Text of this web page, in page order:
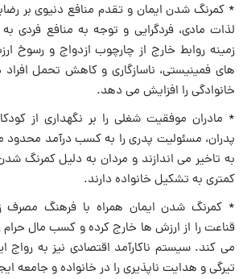
* کمرنگ شدن ایمان و تقدم منافع دنیوی بر
لذات مادی، فردگرایی و توجه به منافع فردی
زمینه روابط خارج از چارچوب ازدواج و رسوخ
های فمینیستی، ناسازگاری و کاهش تحمل
خانوادگی را افزایش می دهد.
* مادران موفقیت شغلی را بر نگهداری از
پدران، مسئولیت پدری را به کسب درآمد محدود
به تاخیر می‌ اندازند و مردان به دلیل کمرنگ
کمتری به تشکیل خانواده دارند.
* کمرنگ شدن ایمان همراه با فرهنگ مصرف
قناعت را از ارزش ها خارج کرده و کسب مال حرام
می کند. سیستم ناکارآمد اقتصادی نیز به
تیرگی و هدایت ناپذیری را در خانواده و جامعه